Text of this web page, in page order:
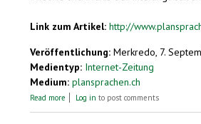
Link zum Artikel: http://
Veröffentlichung: Merkredo, 7.
Medientyp: Internet-Zeitung
Medium: plansprachen.ch
Read more about PRO ET CONTRA ESPERANTO
Log in to post comments